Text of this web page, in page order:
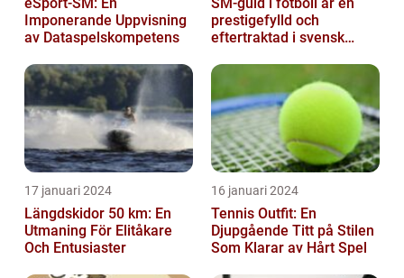
Imponerande Uppvisning
av Dataspelskompetens
prestigefylld och
eftertraktad i svensk
17 januari 2024
Längdskidor 50 km: En
Utmaning För Elitåkare
Och Entusiaster
16 januari 2024
Tennis Outfit: En
Djupgående Titt på Stilen
Som Klarar av Hårt Spel